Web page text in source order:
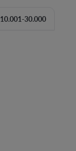
10.001-30.000